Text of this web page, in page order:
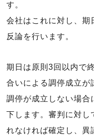
す。
会社はこれに対し、期
反論を行います。
期日は原則3回以内で
合いによる調停成立が
調停が成立しない場合
下します。審判に対し
れなければ確定し、異